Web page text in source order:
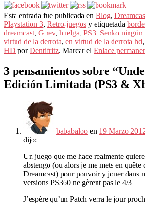
Esta entrada fue publicada en Blog,
Playstation 3, Retro-juegos y etiquetada
dreamcast, G.rev, huelga, PS3, Senko ningún
virtud de la derrota, en virtud de la derrota hd,
HD porDentifritz. Marcar el Enlace
3 pensamientos sobre “
Edición Limitada (PS3 &
bababaloo en 19 Marzo
dijo:
Un juego que me hace realmente
abstengo (ou alors je me mets en quête
Dreamcast) pour pouvoir y jouer dans
versions PS360 ne gèrent pas le 4/3
J’espère qu’un Patch verra le jour